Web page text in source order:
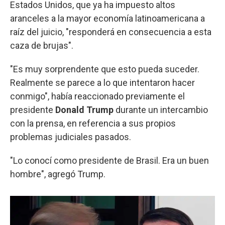
Estados Unidos, que ya ha impuesto altos
aranceles a la mayor economía latinoamericana a
raíz del juicio, "responderá en consecuencia a esta
caza de brujas".
"Es muy sorprendente que esto pueda suceder.
Realmente se parece a lo que intentaron hacer
conmigo", había reaccionado previamente el
presidente Donald Trump durante un intercambio
con la prensa, en referencia a sus propios
problemas judiciales pasados.
"Lo conocí como presidente de Brasil. Era un buen
hombre", agregó Trump.